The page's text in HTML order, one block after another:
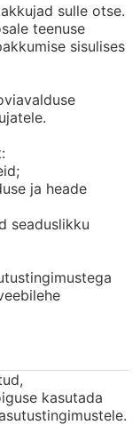
sulle otse.
teenuse
sisulises
ja heade
seaduslikku
kasutada